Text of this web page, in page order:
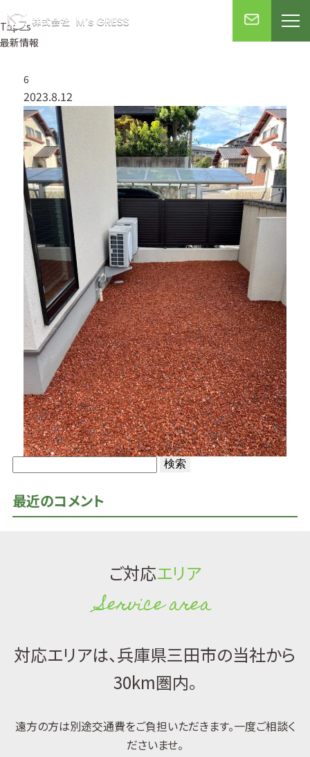
Topics
最新情報
最近のコメント
6
2023.8.12
ご対応エリア
Service area
対応エリアは、兵庫県三田市の当社から
30km圏内。
遠方の方は別途交通費をご負担いただきます。一度ご相談く
ださいませ。